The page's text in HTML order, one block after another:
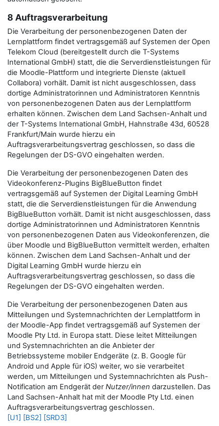
8 Auftragsverarbeitung
Die Verarbeitung der personenbezogenen Daten der
Lernplattform findet vertragsgemäß auf Systemen der Open
Telekom Cloud (bereitgestellt durch die T-Systems
International GmbH) statt, die die Serverdienstleistungen für
die Moodle-Plattform und integrierte Dienste (aktuell
Collabora) vorhält. Damit ist nicht ausgeschlossen, dass
dortige Administratorinnen und Administratoren Kenntnis
von personenbezogenen Daten aus der Lernplattform
erhalten können. Zwischen dem Land Sachsen-Anhalt und
der T-Systems International GmbH, Hahnstraße 43d, 60528
Frankfurt/Main wurde hierzu ein
Auftragsverarbeitungsvertrag geschlossen, so dass die
Regelungen der DS-GVO eingehalten werden.
Die Verarbeitung der personenbezogenen Daten des
Videokonferenz-Plugins BigBlueButton findet
vertragsgemäß auf Systemen der Digital Learning GmbH
statt, die die Serverdienstleistungen für die Anwendung
BigBlueButton vorhält. Damit ist nicht ausgeschlossen, dass
dortige Administratorinnen und Administratoren Kenntnis
von personenbezogenen Daten aus Videokonferenzen, die
über Moodle und BigBlueButton vermittelt werden, erhalten
können. Zwischen dem Land Sachsen-Anhalt und der
Digital Learning GmbH wurde hierzu ein
Auftragsverarbeitungsvertrag geschlossen, so dass die
Regelungen der DS-GVO eingehalten werden.
Die Verarbeitung der personenbezogenen Daten aus
Mitteilungen und Systemnachrichten der Lernplattform in
der Moodle-App findet vertragsgemäß auf Systemen der
Moodle Pty Ltd. in Europa statt. Diese leitet Mitteilungen
und Systemnachrichten an die Anbieter der
Betriebssysteme mobiler Endgeräte (z. B. Google für
Android und Apple für iOS) weiter, wo sie verarbeitet
werden, um Mitteilungen und Systemnachrichten als Push-
Notification am Endgerät derNutzer/innen darzustellen. Das
Land Sachsen-Anhalt hat mit der Moodle Pty Ltd. einen
Auftragsverarbeitungsvertrag geschlossen.
[U1] [BS2] [SRD3]